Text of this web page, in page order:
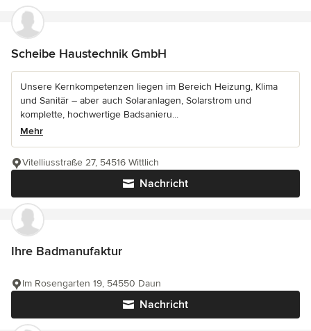
Scheibe Haustechnik GmbH
Unsere Kernkompetenzen liegen im Bereich Heizung, Klima
und Sanitär – aber auch Solaranlagen, Solarstrom und
komplette, hochwertige Badsanieru...
Mehr
Nachricht
Vitelliusstraße 27, 54516 Wittlich
Ihre Badmanufaktur
Nachricht
Im Rosengarten 19, 54550 Daun